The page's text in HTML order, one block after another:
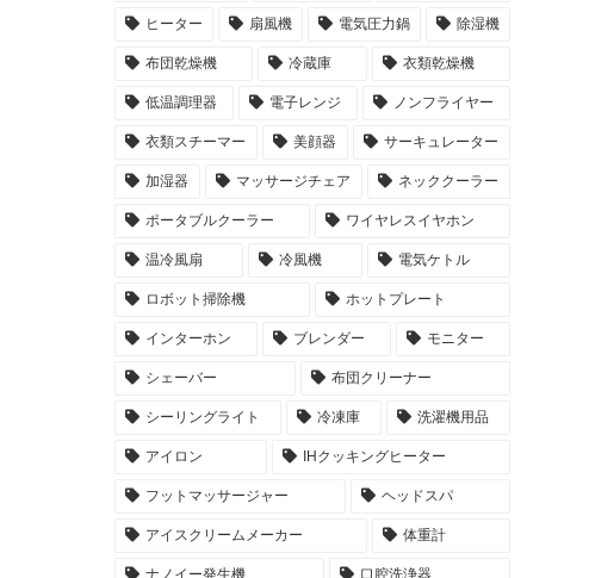
ヒーター 扇風機 電気圧力鍋 除湿機
布団乾燥機 冷蔵庫 衣類乾燥機
低温調理器 電子レンジ ノンフライヤー
衣類スチーマー 美顔器 サーキュレーター
加湿器 マッサージチェア ネッククーラー
ポータブルクーラー ワイヤレスイヤホン
温冷風扇 冷風機 電気ケトル
ロボット掃除機 ホットプレート
インターホン ブレンダー モニター
シェーバー 布団クリーナー
シーリングライト 冷凍庫 洗濯機用品
アイロン IHクッキングヒーター
フットマッサージャー ヘッドスパ
アイスクリームメーカー 体重計
ナノイー発生機 口腔洗浄器